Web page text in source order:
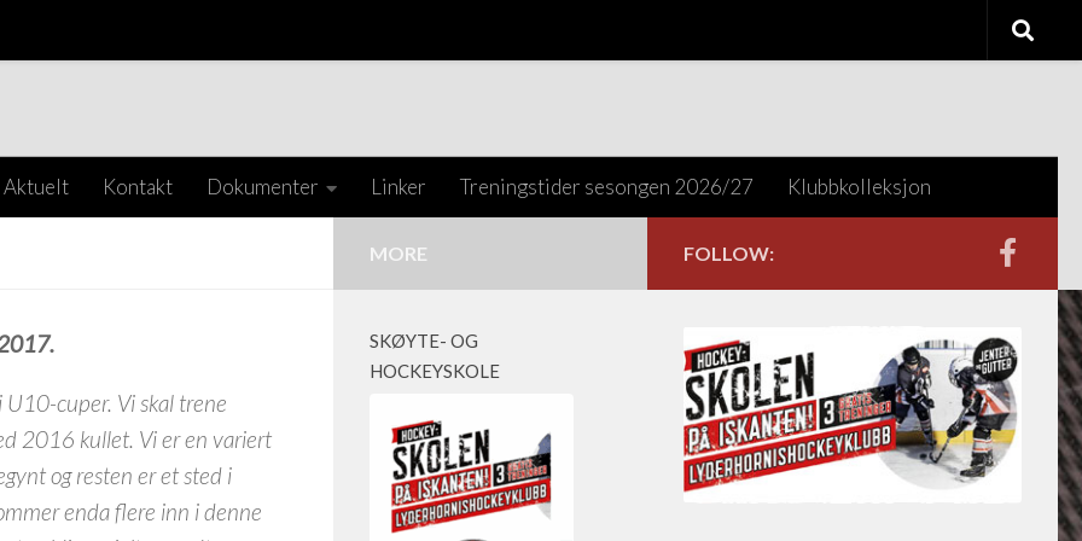
Aktuelt Kontakt Dokumenter Linker Treningstider sesongen 2026/27 Klubbkolleksjon
U10-cuper. Vi skal trene
2016 kullet. Vi er en variert
og resten er et sted i
enda flere inn i denne
FOLLOW:
MORE
SKØYTE- OG
HOCKEYSKOLE